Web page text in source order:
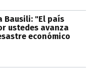
Bausili: "El país
ustedes avanza
económico